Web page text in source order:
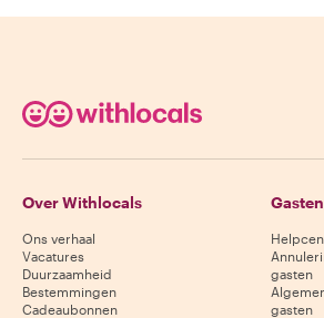
Over Withlocals
Ons verhaal
Vacatures
Duurzaamheid
Bestemmingen
Cadeaubonnen
Gasten
gasten
gasten